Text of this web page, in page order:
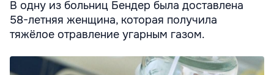
В одну из больниц Бендер была доставлена
58-летняя женщина, которая получила
тяжёлое отравление угарным газом.